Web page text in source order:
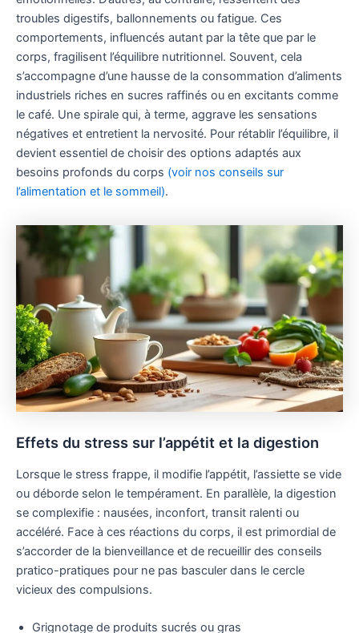
troubles digestifs, ballonnements ou fatigue. Ces
comportements, influencés autant par la tête que par le
corps, fragilisent l’équilibre nutritionnel. Souvent, cela
s’accompagne d’une hausse de la consommation d’aliments
industriels riches en sucres raffinés ou en excitants comme
le café. Une spirale qui, à terme, aggrave les sensations
négatives et entretient la nervosité. Pour rétablir l’équilibre, il
devient essentiel de choisir des options adaptés aux
besoins profonds du corps (voir nos conseils sur
l’alimentation et le sommeil).
Effets du stress sur l’appétit et la digestion
Lorsque le stress frappe, il modifie l’appétit, l’assiette se vide
ou déborde selon le tempérament. En parallèle, la digestion
se complexifie : nausées, inconfort, transit ralenti ou
accéléré. Face à ces réactions du corps, il est primordial de
s’accorder de la bienveillance et de recueillir des conseils
pratico-pratiques pour ne pas basculer dans le cercle
vicieux des compulsions.
Grignotage de produits sucrés ou gras